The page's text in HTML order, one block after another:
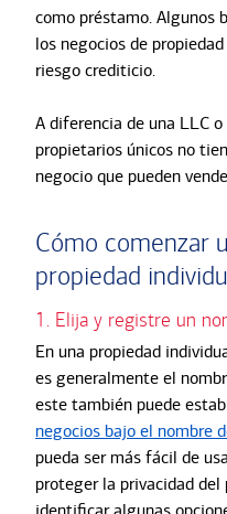
como préstamo. Algunos
los negocios de
riesgo crediticio.
A diferencia de una LLC
propietarios únicos no
negocio que pueden
Cómo comenzar
propiedad
1. Elija y registre un
En una propiedad
es generalmente el
este también puede
negocios bajo el nombre
pueda ser más fácil de
proteger la privacidad del